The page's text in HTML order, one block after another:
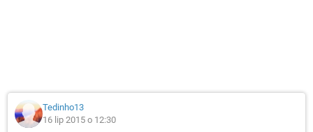
Tedinho13
16 lip 2015 o 12:30